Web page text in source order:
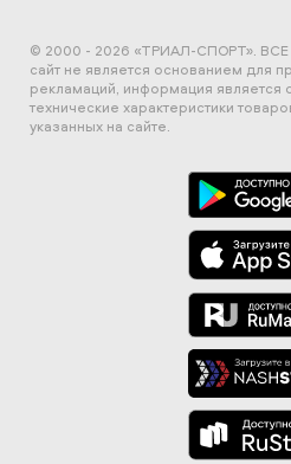
© 2000 - 2026 «ТРИАЛ-СПОРТ».
сайт не является основанием для
рекламаций, информация является
технические характеристики
указанных на сайте.